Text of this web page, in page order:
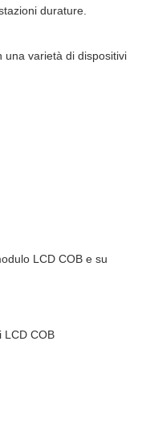
durature.
una varietà di dispositivi
LCD COB e su
LCD COB